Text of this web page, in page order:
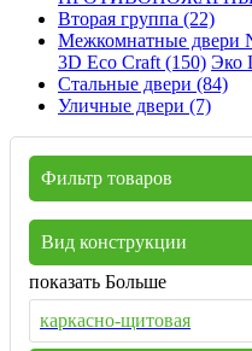
Вторая группа (22)
Межкомнатные двери
3D Eco Craft (150) Эко
Стальные двери (84)
Уличные двери (7)
Фильтр товаров
Вид конструкции
показать Больше
каркасно-щитовая